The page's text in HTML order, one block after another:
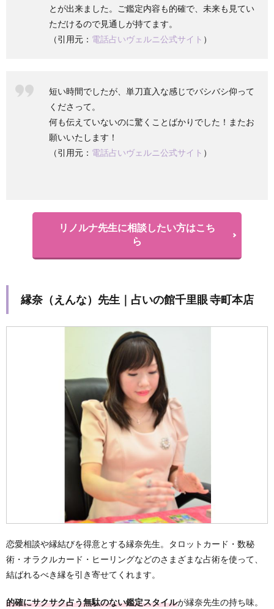
とが出来ました。ご鑑定内容も的確で、未来も見てい
ただけるので見通しが持てます。
（引用元： 電話占いヴェルニ公式サイト ）
短い時間でしたが、単刀直入な感じでバシバシ仰って
くださって。
何も伝えていないのに驚くことばかりでした！またお
願いいたします！
（引用元： 電話占いヴェルニ公式サイト ）
リノルナ先生に相談したい方はこち
ら
縁奈（えんな）先生｜占いの館千里眼 寺町本店
恋愛相談や縁結びを得意とする縁奈先生。タロットカード・数秘
術・オラクルカード・ヒーリングなどのさまざまな占術を使って、
結ばれるべき縁を引き寄せてくれます。
的確にサクサク占う無駄のない鑑定スタイルが縁奈先生の持ち味。